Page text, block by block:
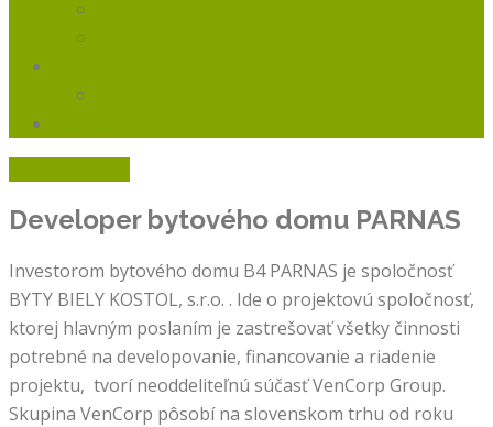
Developer bytového domu PARNAS
Investorom bytového domu B4 PARNAS je spoločnosť
BYTY BIELY KOSTOL, s.r.o. . Ide o projektovú spoločnosť,
ktorej hlavným poslaním je zastrešovať všetky činnosti
potrebné na developovanie, financovanie a riadenie
projektu, tvorí neoddeliteľnú súčasť VenCorp Group.
Skupina VenCorp pôsobí na slovenskom trhu od roku